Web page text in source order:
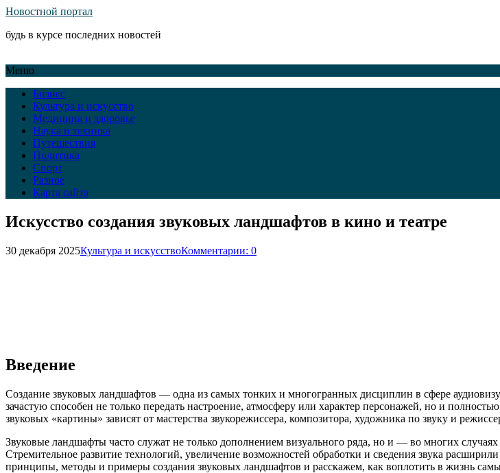
Новостной портал
будь в курсе последних новостей
Меню
Бизнес
Культура и искусство
Медицина и здоровье
Наука и техника
Путешествия
Политика
Спорт
Разное
Карта сайта
Искусство создания звуковых ландшафтов в кино и театре
30 декабря 2025Культура и искусствоКомментарии: 0
Введение
Создание звуковых ландшафтов — одна из самых тонких и многогранных дисциплин в сфере
зачастую способен не только передать настроение, атмосферу или характер персонажей, но и
звуковых «картины» зависят от мастерства звукорежиссера, композитора, художника по звуку и
Звуковые ландшафты часто служат не только дополнением визуального ряда, но и — во многих
Стремительное развитие технологий, увеличение возможностей обработки и сведения звука
принципы, методы и примеры создания звуковых ландшафтов и расскажем, как воплотить в жизнь